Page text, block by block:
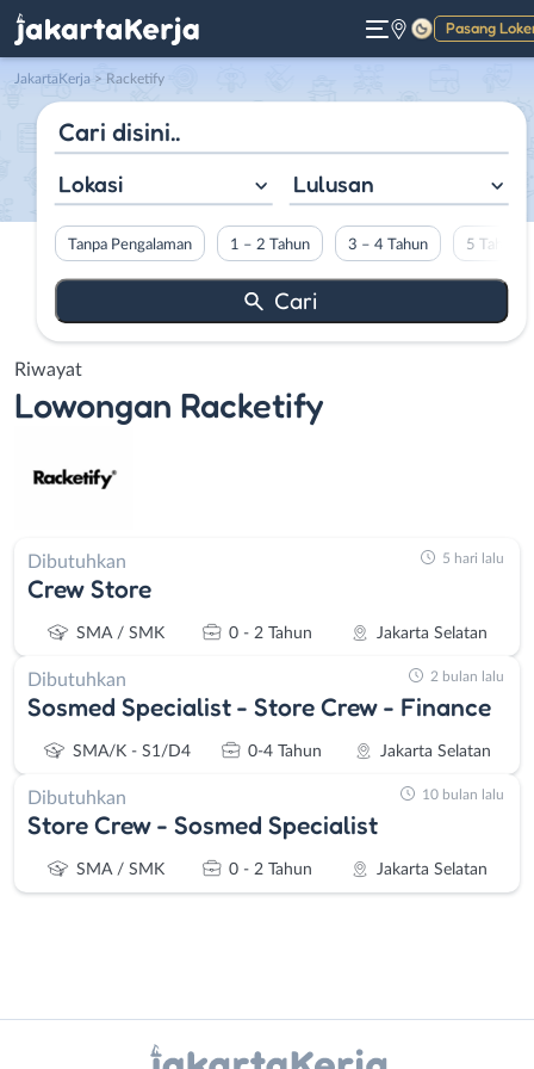
Pasang
Gelap
JakartaKerja > Racketify
Lokasi Lulusan
Tanpa Pengalaman 1 – 2 Tahun 3 – 4 Tahun 5 Tahun
Riwayat
Lowongan Racketify
Dibutuhkan
Crew Store
SMA / SMK 0 - 2 Tahun Jakarta Selatan
5 hari lalu
Dibutuhkan
Sosmed Specialist - Store Crew - Finance
SMA/K - S1/D4 0-4 Tahun Jakarta Selatan
2 bulan lalu
Dibutuhkan
Store Crew - Sosmed Specialist
SMA / SMK 0 - 2 Tahun Jakarta Selatan
10 bulan lalu
Administrasi
Bebas
X - Twitter Telegram